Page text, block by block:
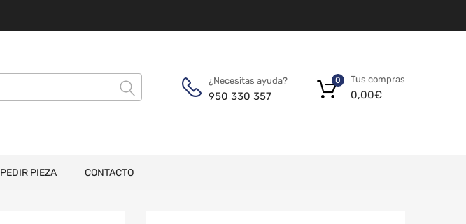
¿Necesitas ayuda?
950 330 357
Tus compras
0,00€
0
PEDIR PIEZA CONTACTO